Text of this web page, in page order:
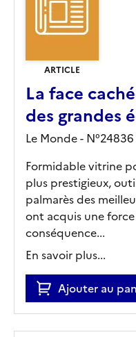
ARTICLE
La face
des grandes
Le Monde -
Formidable vitrine
plus prestigieux,
palmarès des
ont acquis une
conséquence...
En savoir plus...
Ajouter au